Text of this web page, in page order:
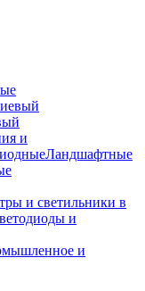
и
Ландшафтные
и светильники в
и
и